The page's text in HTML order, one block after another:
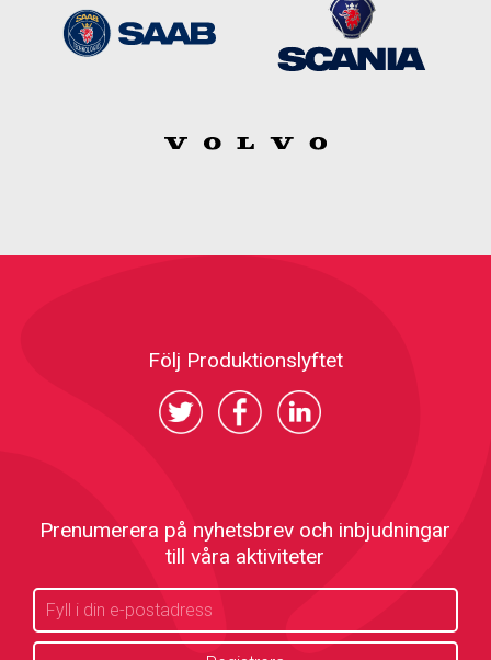
Följ Produktionslyftet
Prenumerera på nyhetsbrev och inbjudningar
till våra aktiviteter